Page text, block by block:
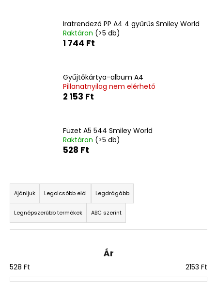
Iratrendező PP A4 4 gyűrűs Smiley World
Raktáron (>5 db)
1 744 Ft
Gyűjtőkártya-album A4
Pillanatnyilag nem elérhető
2 153 Ft
Füzet A5 544 Smiley World
Raktáron (>5 db)
528 Ft
T
e
r
m
é
k
r
Ajánljuk Legolcsóbb elöl Legdrágább
Legnépszerűbb termékek ABC szerint
Ár
528 Ft 2153 Ft
k
RÉSZES
SZETT
32
392
Ft